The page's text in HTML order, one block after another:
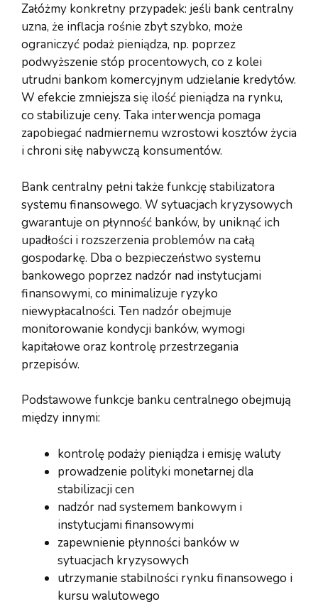
Załóżmy konkretny przypadek: jeśli bank centralny
uzna, że inflacja rośnie zbyt szybko, może
ograniczyć podaż pieniądza, np. poprzez
podwyższenie stóp procentowych, co z kolei
utrudni bankom komercyjnym udzielanie kredytów.
W efekcie zmniejsza się ilość pieniądza na rynku,
co stabilizuje ceny. Taka interwencja pomaga
zapobiegać nadmiernemu wzrostowi kosztów życia
i chroni siłę nabywczą konsumentów.
Bank centralny pełni także funkcję stabilizatora
systemu finansowego. W sytuacjach kryzysowych
gwarantuje on płynność banków, by uniknąć ich
upadłości i rozszerzenia problemów na całą
gospodarkę. Dba o bezpieczeństwo systemu
bankowego poprzez nadzór nad instytucjami
finansowymi, co minimalizuje ryzyko
niewypłacalności. Ten nadzór obejmuje
monitorowanie kondycji banków, wymogi
kapitałowe oraz kontrolę przestrzegania
przepisów.
Podstawowe funkcje banku centralnego obejmują
między innymi:
kontrolę podaży pieniądza i emisję waluty
prowadzenie polityki monetarnej dla
stabilizacji cen
nadzór nad systemem bankowym i
instytucjami finansowymi
zapewnienie płynności banków w
sytuacjach kryzysowych
utrzymanie stabilności rynku finansowego i
kursu walutowego